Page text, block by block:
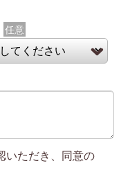
任意
いただき、同意の